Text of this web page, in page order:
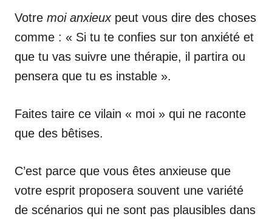
Votre moi anxieuxpeut vous dire des choses
comme : « Si tu te confies sur ton anxiété et
que tu vas suivre une thérapie, il partira ou
pensera que tu es instable ».
Faites taire ce vilain « moi » qui ne raconte
que des bêtises.
C’est parce que vous êtes anxieuse que
votre esprit proposera souvent une variété
de scénarios qui ne sont pas plausibles dans